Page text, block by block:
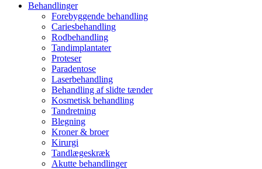
Behandlinger
Forebyggende behandling
Cariesbehandling
Rodbehandling
Tandimplantater
Proteser
Paradentose
Laserbehandling
Behandling af slidte tænder
Kosmetisk behandling
Tandretning
Blegning
Kroner & broer
Kirurgi
Tandlægeskræk
Akutte behandlinger